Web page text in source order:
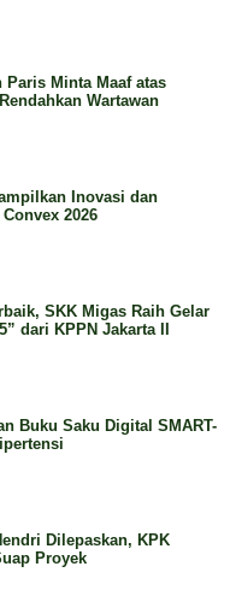
Paris Minta Maaf atas
Wartawan
Inovasi dan
2026
SKK Migas Raih Gelar
dari KPPN Jakarta II
Buku Saku Digital SMART-
Dilepaskan, KPK
Proyek